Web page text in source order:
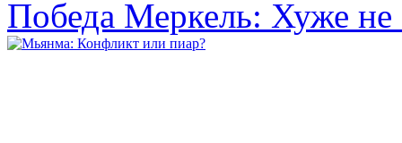
Победа Меркель: Хуже не